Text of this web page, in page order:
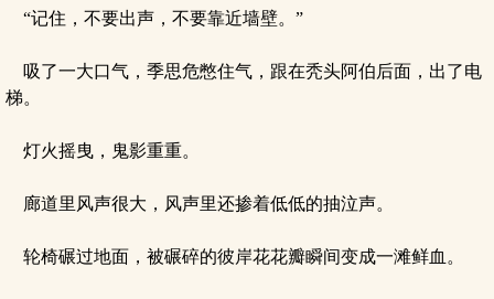
“记住，不要出声，不要靠近墙壁。”
吸了一大口气，季思危憋住气，跟在秃头阿伯后面，出了电
梯。
灯火摇曳，鬼影重重。
廊道里风声很大，风声里还掺着低低的抽泣声。
轮椅碾过地面，被碾碎的彼岸花花瓣瞬间变成一滩鲜血。